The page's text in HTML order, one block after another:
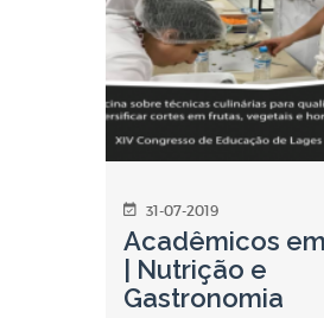
31-07-2019
Acadêmicos
| Nutrição e
Gastronomia